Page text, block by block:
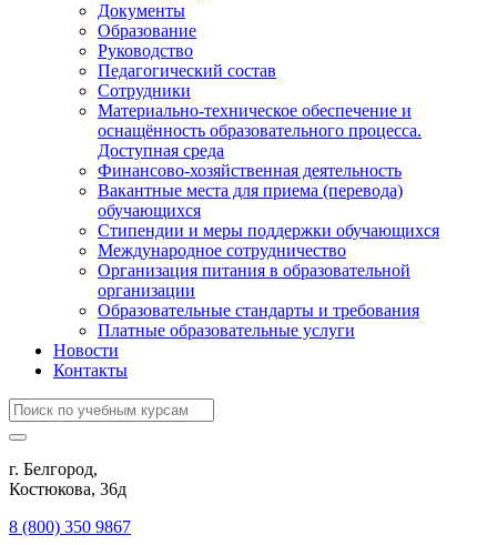
Документы
Образование
Руководство
Педагогический состав
Сотрудники
Материально-техническое обеспечение и
оснащённость образовательного процесса.
Доступная среда
Финансово-хозяйственная деятельность
Вакантные места для приема (перевода)
обучающихся
Стипендии и меры поддержки обучающихся
Международное сотрудничество
Организация питания в образовательной
организации
Образовательные стандарты и требования
Платные образовательные услуги
Новости
Контакты
г. Белгород,
Костюкова, 36д
8 (800) 350 9867